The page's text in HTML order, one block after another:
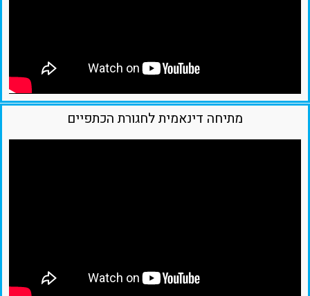
מתיחה דינאמית לחגורת הכתפיים